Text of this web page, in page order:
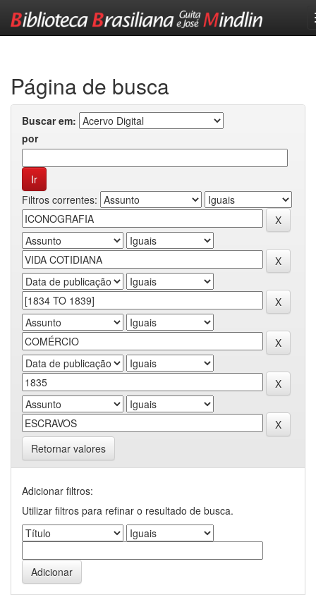
Página de busca
Buscar em:
por
Filtros correntes:
Retornar valores
Adicionar filtros:
Utilizar filtros para refinar o resultado de busca.